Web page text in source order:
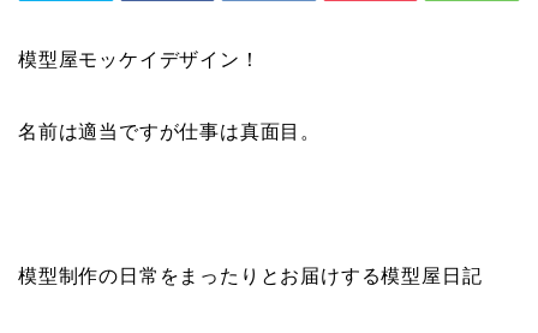
模型屋モッケイデザイン！
名前は適当ですが仕事は真面目。
模型制作の日常をまったりとお届けする模型屋日記